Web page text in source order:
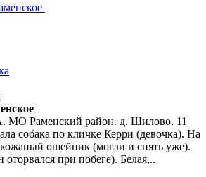
Раменский район. д. Шилово. 11
собака по кличке Керри (девочка). На
ошейник (могли и снять уже).
при побеге). Белая,..